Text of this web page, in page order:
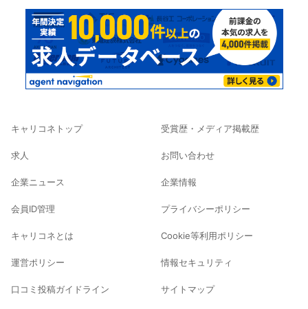
キャリコネトップ
求人
企業ニュース
会員ID管理
キャリコネとは
運営ポリシー
口コミ投稿ガイドライン
受賞歴・メディア掲載歴
お問い合わせ
企業情報
プライバシーポリシー
Cookie等利用ポリシー
情報セキュリティ
サイトマップ